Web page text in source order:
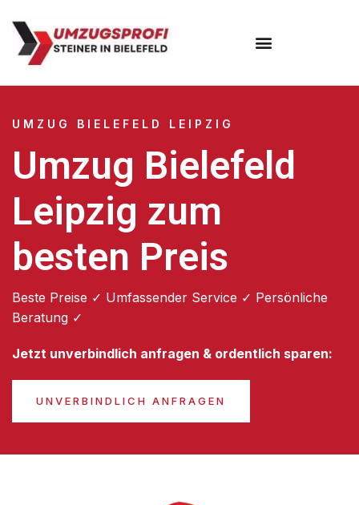
UMZUG BIELEFELD LEIPZIG
Umzug Bielefeld
Leipzig zum
besten Preis
Beste Preise ✓ Umfassender Service ✓ Persönliche
Beratung ✓
Jetzt unverbindlich anfragen & ordentlich sparen:
UNVERBINDLICH ANFRAGEN